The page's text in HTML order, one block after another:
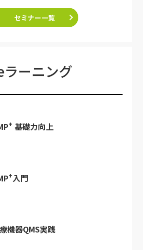
セミナー一覧
ラーニング
+ 基礎力向上
+入門
機器QMS実践